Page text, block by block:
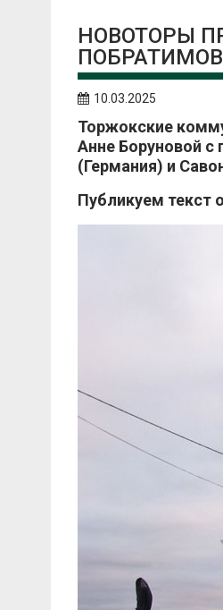
НОВОТОРЫ
10.03.2025
Торжокские
Анне Боруновой с
(Германия) и
Публикуем текст